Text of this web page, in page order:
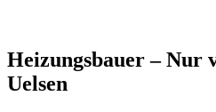
Heizungsbauer – Nur
Uelsen